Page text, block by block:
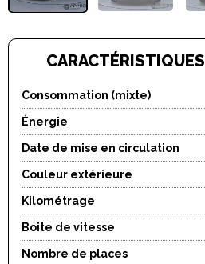
CARACTÉRISTIQUES
Consommation (mixte)
Énergie
Date de mise en circulation
Couleur extérieure
Kilométrage
Boite de vitesse
Nombre de places